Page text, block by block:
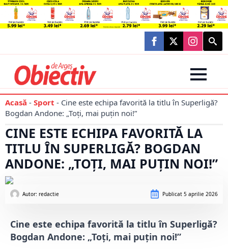
Search
for:
Acasă - Sport - Cine este echipa favorită la titlu în Superligă?
Bogdan Andone: „Toți, mai puțin noi!”
CINE ESTE ECHIPA FAVORITĂ LA
TITLU ÎN SUPERLIGĂ? BOGDAN
ANDONE: „TOȚI, MAI PUȚIN NOI!”
Autor: redactie Publicat 5 aprilie 2026
Cine este echipa favorită la titlu în Superligă?
Bogdan Andone: „Toți, mai puțin noi!”